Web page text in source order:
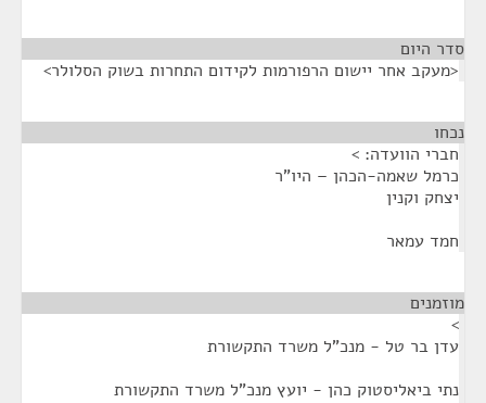
סדר היום
<מעקב אחר יישום הרפורמות לקידום התחרות בשוק הסלולר>
נכחו
חברי הוועדה: >
כרמל שאמה-הכהן – היו"ר
יצחק וקנין
חמד עמאר
מוזמנים
>
עדן בר טל - מנכ"ל משרד התקשורת
נתי ביאליסטוק כהן - יועץ מנכ"ל משרד התקשורת